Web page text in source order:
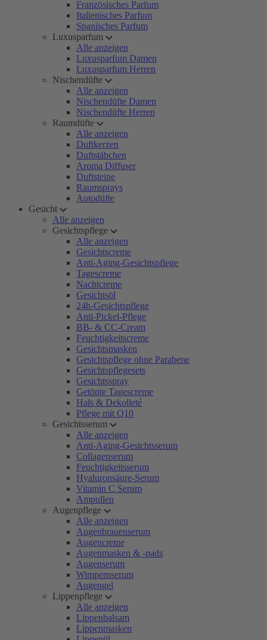
Französisches Parfum
Italienisches Parfum
Spanisches Parfum
Luxusparfum
Alle anzeigen
Luxusparfum Damen
Luxusparfum Herren
Nischendüfte
Alle anzeigen
Nischendüfte Damen
Nischendüfte Herren
Raumdüfte
Alle anzeigen
Duftkerzen
Duftstäbchen
Aroma Diffuser
Duftsteine
Raumsprays
Autodüfte
Gesicht
Alle anzeigen
Gesichtspflege
Alle anzeigen
Gesichtscreme
Anti-Aging-Gesichtspflege
Tagescreme
Nachtcreme
Gesichtsöl
24h-Gesichtspflege
Anti-Pickel-Pflege
BB- & CC-Cream
Feuchtigkeitscreme
Gesichtsmasken
Gesichtspflege ohne Parabene
Gesichtspflegesets
Gesichtsspray
Getönte Tagescreme
Hals & Dekolleté
Pflege mit Q10
Gesichtsserum
Alle anzeigen
Anti-Aging-Gesichtsserum
Collagenserum
Feuchtigkeitsserum
Hyaluronsäure-Serum
Vitamin C Serum
Ampullen
Augenpflege
Alle anzeigen
Augenbrauenserum
Augencreme
Augenmasken & -pads
Augenserum
Wimpernserum
Augengel
Lippenpflege
Alle anzeigen
Lippenbalsam
Lippenmasken